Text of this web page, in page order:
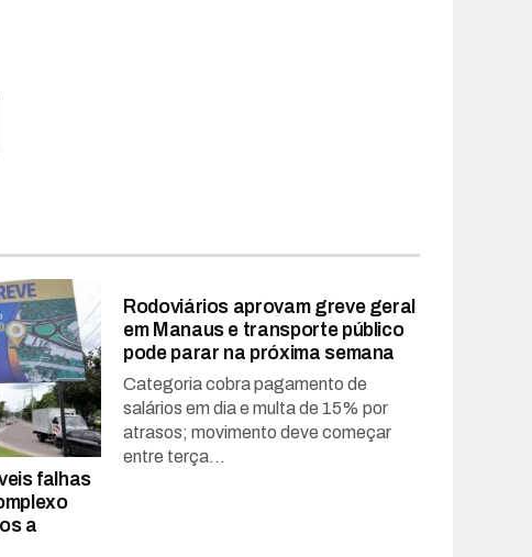
falhas
a
Rodoviários aprovam greve geral
em Manaus e transporte público
pode parar na próxima semana
Categoria cobra pagamento de
salários em dia e multa de 15% por
atrasos; movimento deve começar
entre terça...